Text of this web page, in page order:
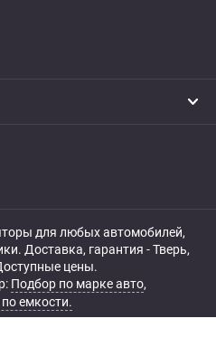
для любых автомобилей,
Доставка, гарантия - Тверь,
цены.
Подбор по марке авто,
емкости.
защищены.